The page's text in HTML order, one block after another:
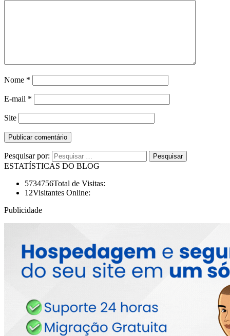
Nome *
E-mail *
Site
Pesquisar por:
ESTATÍSTICAS DO BLOG
5734756Total de Visitas:
12Visitantes Online:
Publicidade